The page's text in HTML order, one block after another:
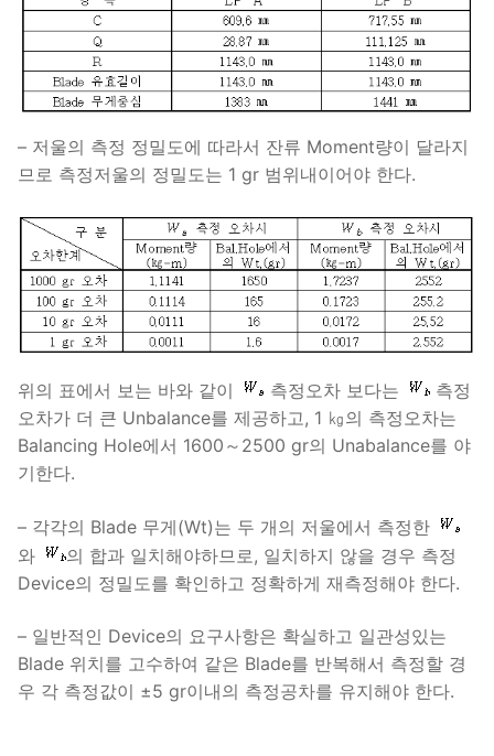
– 저울의 측정 정밀도에 따라서 잔류 Moment량이 달라지
므로 측정저울의 정밀도는 1 gr 범위내이어야 한다.
위의 표에서 보는 바와 같이 측정오차 보다는
측정
오차가 더 큰 Unbalance를 제공하고, 1 ㎏의 측정오차는
Balancing Hole에서 1600～2500 gr의 Unabalance를 야
기한다.
– 각각의 Blade 무게(Wt)는 두 개의 저울에서 측정한
와
의 합과 일치해야하므로, 일치하지 않을 경우 측정
Device의 정밀도를 확인하고 정확하게 재측정해야 한다.
– 일반적인 Device의 요구사항은 확실하고 일관성있는
Blade 위치를 고수하여 같은 Blade를 반복해서 측정할 경
우 각 측정값이 ±5 gr이내의 측정공차를 유지해야 한다.